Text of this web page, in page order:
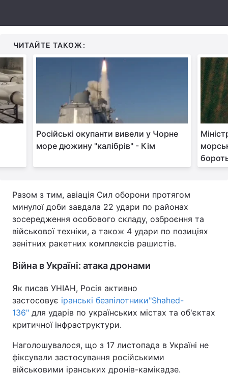
Тема оформлення
ЧИТАЙТЕ ТАКОЖ:
Російські окупанти вивели у Чорне
море дюжину "калібрів" - Кім
Разом з тим, авіація Сил оборони протягом
минулої доби завдала 22 удари по районах
зосередження особового складу, озброєння та
військової техніки, а також 4 удари по позиціях
зенітних ракетних комплексів рашистів.
Війна в Україні: атака дронами
Як писав УНІАН, Росія активно
застосовує іранські безпілотники"Shahed-
136" для ударів по українських містах та об'єктах
критичної інфраструктури.
Наголошувалося, що з 17 листопада в Україні не
фіксували застосування російськими
військовими іранських дронів-камікадзе.